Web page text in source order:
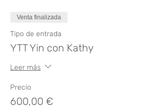
Venta finalizada
Tipo de entrada
YTT Yin con Kathy
Leer más
Precio
600,00 €